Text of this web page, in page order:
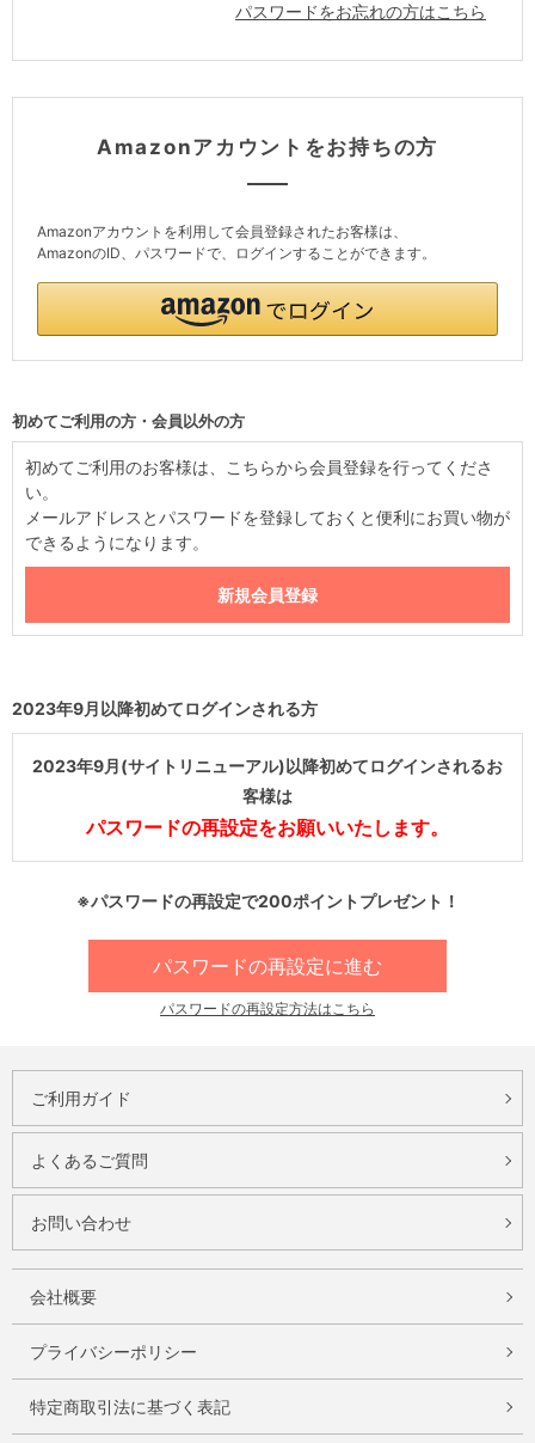
パスワードをお忘れの方はこちら
Amazonアカウントをお持ちの方
Amazonアカウントを利用して会員登録されたお客様は、
AmazonのID、パスワードで、ログインすることができます。
初めてご利用の方・会員以外の方
初めてご利用のお客様は、こちらから会員登録を行ってくださ
い。
メールアドレスとパスワードを登録しておくと便利にお買い物が
できるようになります。
2023年9月以降初めてログインされる方
2023年9月(サイトリニューアル)以降初めてログインされるお
客様は
パスワードの再設定をお願いいたします。
※パスワードの再設定で200ポイントプレゼント！
パスワードの再設定に進む
パスワードの再設定方法はこちら
ご利用ガイド
よくあるご質問
お問い合わせ
会社概要
プライバシーポリシー
特定商取引法に基づく表記